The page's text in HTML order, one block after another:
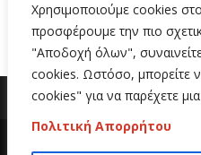
Χρησιμοποιούμε cookies
προσφέρουμε την πιο
"Αποδοχή όλων",
cookies. Ωστόσο, μπορείτε
cookies" για να παρέχετε
Πολιτική Απορρήτου